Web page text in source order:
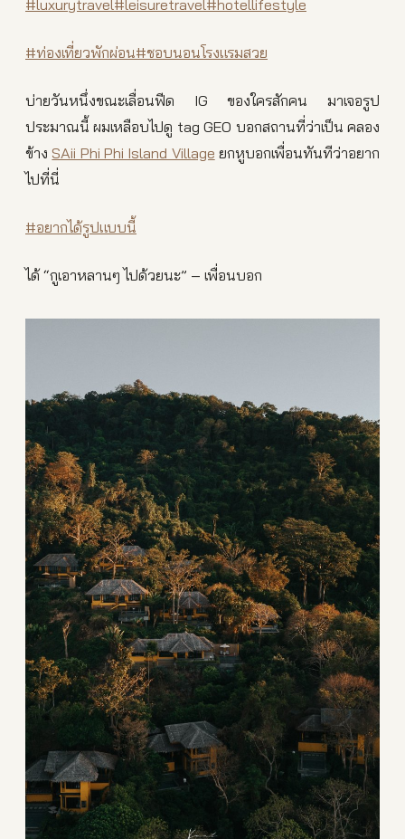
#luxurytravel#leisuretravel#hotellifestyle
#ท่องเที่ยวพักผ่อน#ชอบนอนโรงแรมสวย
บ่ายวันหนึ่งขณะเลื่อนฟีด IG ของใครสักคน มาเจอรูป
ประมาณนี้ ผมเหลือบไปดู tag GEO บอกสถานที่ว่าเป็น คลอง
ข้างSAii Phi Phi Island Village ยกหูบอกเพื่อนทันทีว่าอยาก
ไปที่นี่
#อยากได้รูปแบบนี้
ได้ “กูเอาหลานๆ ไปด้วยนะ” – เพื่อนบอก